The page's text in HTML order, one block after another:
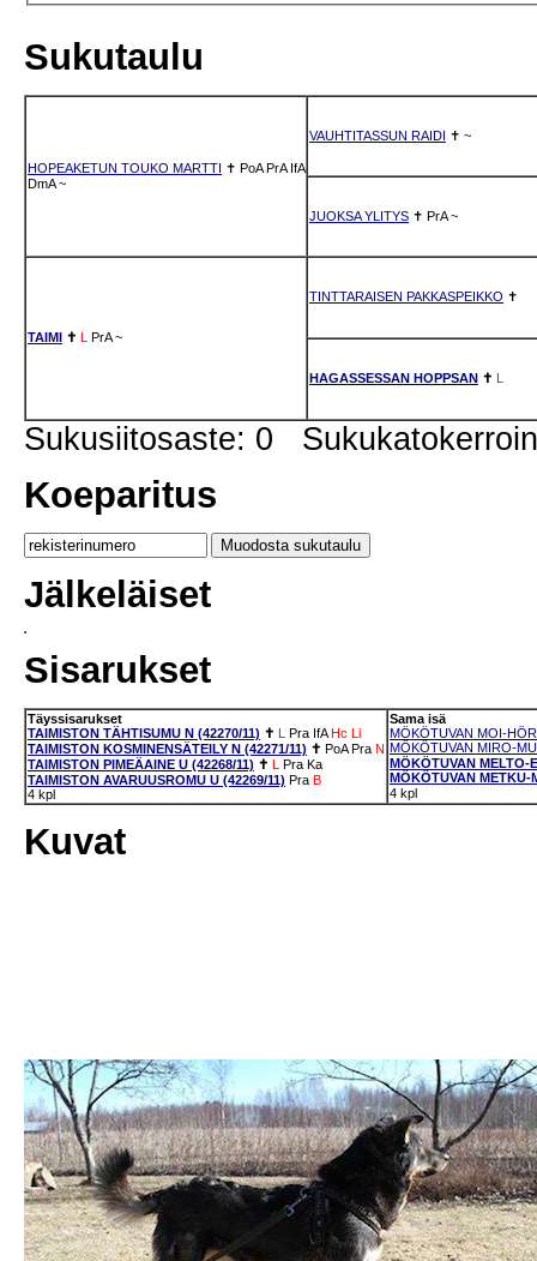
Sukutaulu
HOPEAKETUN TOUKO MARTTI ✝ PoA PrA IfA
DmA ~
VAUHTITASSUN RAIDI ✝ ~
JUOKSA YLITYS ✝ PrA ~
TAIMI ✝ L PrA ~
TINTTARAISEN PAKKASPEIKKO ✝
HAGASSESSAN HOPPSAN ✝ L
Sukusiitosaste: 0
Koeparitus
Jälkeläiset
Sisarukset
Täyssisarukset
TAIMISTON TÄHTISUMU N (42270/11) ✝ L Pra IfA Hc Li
TAIMISTON KOSMINENSÄTEILY N (42271/11) ✝ PoA Pra N
TAIMISTON PIMEÄAINE U (42268/11) ✝ L Pra Ka
TAIMISTON AVARUUSROMU U (42269/11) Pra B
4 kpl
Sama isä
MÖKÖTUVAN MOI-
MÖKÖTUVAN MIRO-
MÖKÖTUVAN MELTO-
MÖKÖTUVAN METKU-
4 kpl
Kuvat